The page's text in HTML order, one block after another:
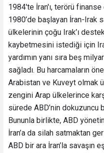
1984'te İran'ı, terörü
1980’de başlayan İran-Irak
ülkelerinin çoğu Irak’ı
kaybetmesini istediği için
yardımın yanı sıra beş
sağladı. Bu harcamaların
Arabistan ve Kuveyt olmak
zengini Arap ülkelerince
sürede ABD’nin dokuzuncu
Bununla birlikte, ABD
İran’a da silah satmaktan
ABD bir ara İran’la savaşın